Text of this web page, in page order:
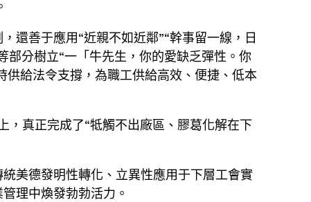
還善于應用“近親不如近鄰”“幹事留一線，日
部分樹立“一「牛先生，你的愛缺乏彈性。你
供給法令支撐，為職工供給高效、便捷、低本
真正完成了“牴觸不出廠區、膠葛化解在下
美德發明性轉化、立異性應用于下層工會實
理中煥發勃勃活力。